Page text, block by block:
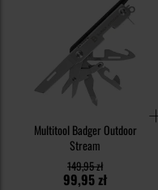
Multitool Badger Outdoor
Stream
99,95 zł
149,95 zł